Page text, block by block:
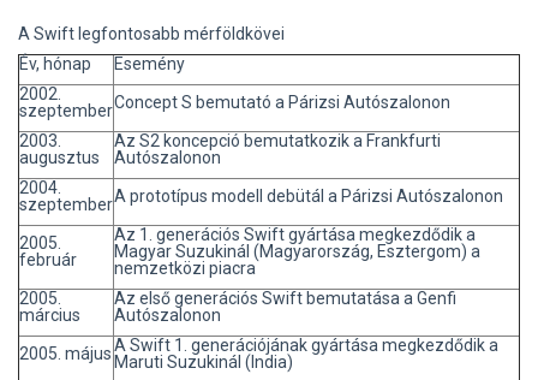
A Swift legfontosabb mérföldkövei
Év, hónap
Esemény
2002.
szeptemberConcept S bemutató a Párizsi Autószalonon
2003.
augusztus
Az S2 koncepció bemutatkozik a Frankfurti
Autószalonon
2004.
szeptemberA prototípus modell debütál a Párizsi Autószalonon
2005.
február
Az 1. generációs Swift gyártása megkezdődik a
Magyar Suzukinál (Magyarország, Esztergom) a
nemzetközi piacra
2005.
március
Az első generációs Swift bemutatása a Genfi
Autószalonon
2005. májusA Swift 1. generációjának gyártása megkezdődik a
Maruti Suzukinál (India)